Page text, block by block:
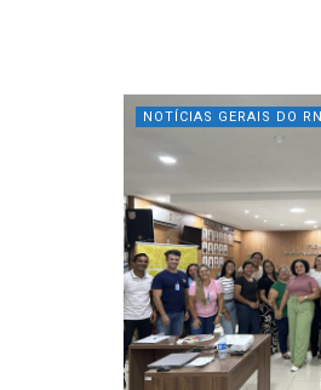
NOTÍCIAS GERAIS DO RN